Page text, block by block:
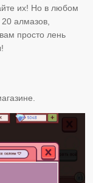
их! Но в любом
алмазов,
просто лень